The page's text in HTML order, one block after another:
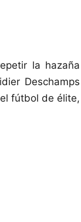
la hazaña
Deschamps
fútbol de élite,